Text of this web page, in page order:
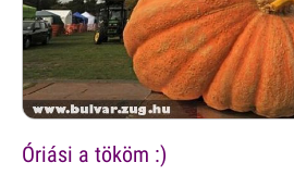
Óriási a tököm :)